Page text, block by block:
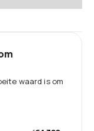
waard is om